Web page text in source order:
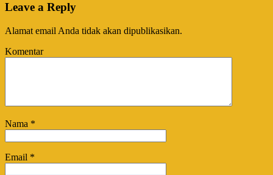
Leave a Reply
Alamat email Anda tidak akan dipublikasikan.
Komentar
Nama *
Email *